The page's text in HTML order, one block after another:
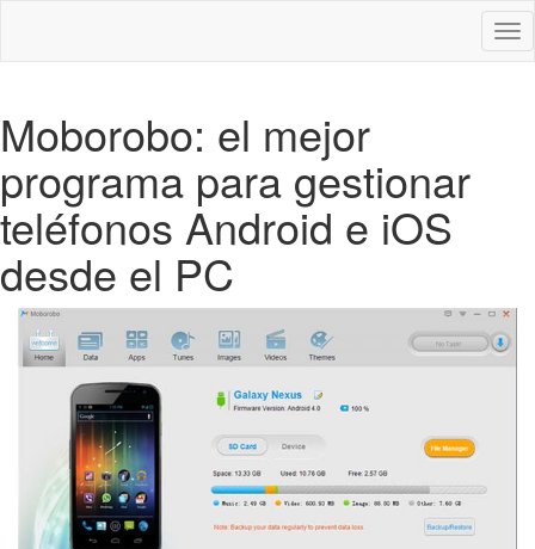
Moborobo: el mejor
programa para gestionar
teléfonos Android e iOS
desde el PC